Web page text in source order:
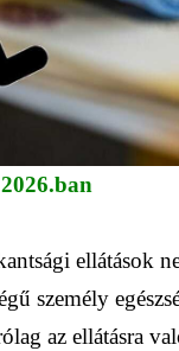
ellátások
személy
az ellátásra